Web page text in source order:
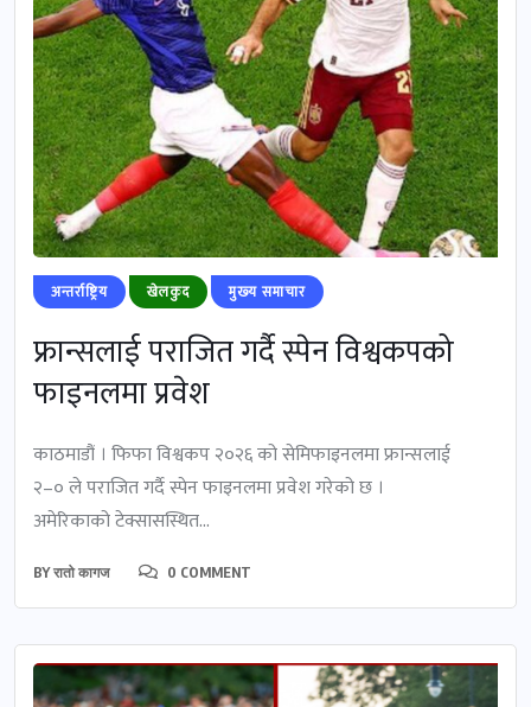
अन्तर्राष्ट्रिय खेलकुद मुख्‍य समाचार
फ्रान्सलाई पराजित गर्दै स्पेन विश्वकपको
फाइनलमा प्रवेश
काठमाडौं । फिफा विश्वकप २०२६ को सेमिफाइनलमा फ्रान्सलाई
२–० ले पराजित गर्दै स्पेन फाइनलमा प्रवेश गरेको छ ।
अमेरिकाको टेक्सासस्थित...
BYरातो कागज 0 COMMENT